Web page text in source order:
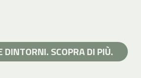
DINTORNI. SCOPRA DI PIÙ.